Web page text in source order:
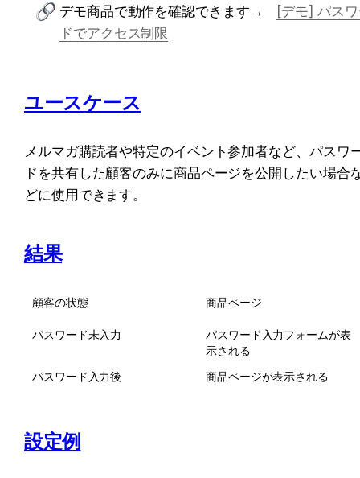
デモ商品で動作を確認できます→
[デモ] パス
ドでアクセス制限
ユースケース
メルマガ購読者や特定のイベント参加者など、パスワ
ドを共有した顧客のみに商品ページを公開したい場合
どに使用できます。
結果
顧客の状態 商品ページ
パスワード未入力
パスワード入力フォームが表
示される
パスワード入力後
商品ページが表示される
設定例